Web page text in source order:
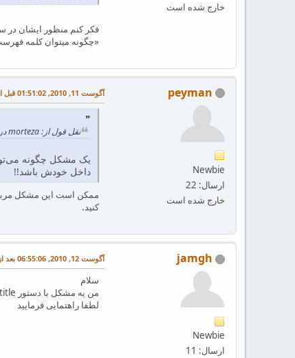
خارج شده است
فکر کنم منظور ایشان در
«چگونه میتوان کلمه
peyman
Newbie
ارسال: 22
خارج شده است
آگوست 11, 2010, 01:51:02 قبل از ظهر
نقل قول از: morteza در جولای 11, 2010, 12:59:34 بعد از ظهر
یک مشکل چگونه
داخل خودش باشد!!
کنید.
jamgh
Newbie
ارسال: 11
آگوست 12, 2010, 06:55:06 بعد از ظهر
سلام
لطفا راهتمایی فرمایید